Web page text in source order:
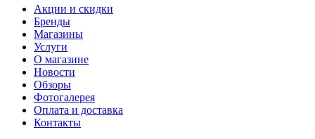
Акции и скидки
Бренды
Магазины
Услуги
О магазине
Новости
Обзоры
Фотогалерея
Оплата и доставка
Контакты